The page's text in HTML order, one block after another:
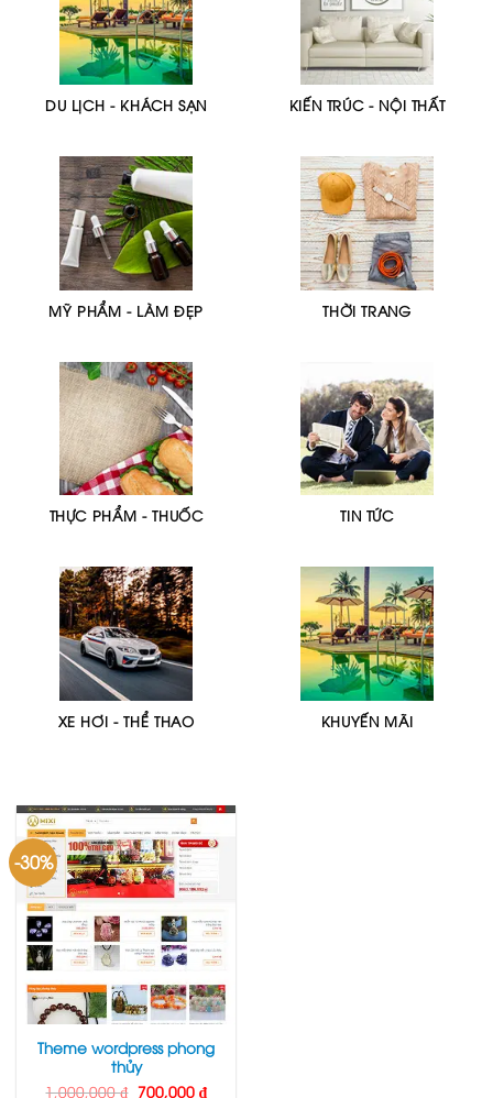
DU LỊCH - KHÁCH SẠN KIẾN TRÚC - NỘI THẤT
MỸ PHẨM - LÀM ĐẸP THỜI TRANG
THỰC PHẨM - THUỐC TIN TỨC
XE HƠI - THỂ THAO KHUYẾN MÃI
-30%
Theme wordpress phong
thủy
1,000,000₫ Giá
700,000 ₫Giá